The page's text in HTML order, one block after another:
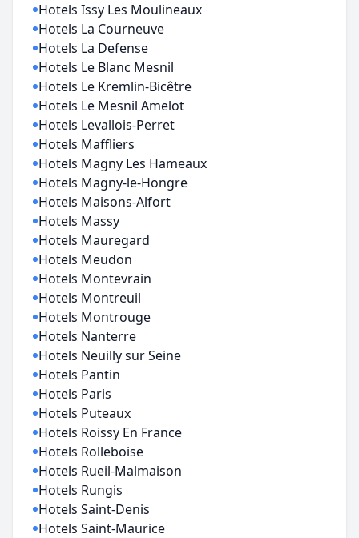
Hotels Issy Les Moulineaux
Hotels La Courneuve
Hotels La Defense
Hotels Le Blanc Mesnil
Hotels Le Kremlin-Bicêtre
Hotels Le Mesnil Amelot
Hotels Levallois-Perret
Hotels Maffliers
Hotels Magny Les Hameaux
Hotels Magny-le-Hongre
Hotels Maisons-Alfort
Hotels Massy
Hotels Mauregard
Hotels Meudon
Hotels Montevrain
Hotels Montreuil
Hotels Montrouge
Hotels Nanterre
Hotels Neuilly sur Seine
Hotels Pantin
Hotels Paris
Hotels Puteaux
Hotels Roissy En France
Hotels Rolleboise
Hotels Rueil-Malmaison
Hotels Rungis
Hotels Saint-Denis
Hotels Saint-Maurice